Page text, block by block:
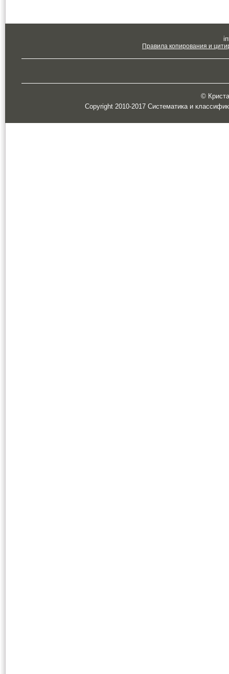
Правила копирования и
©
Copyright 2010-2017 Систематика и